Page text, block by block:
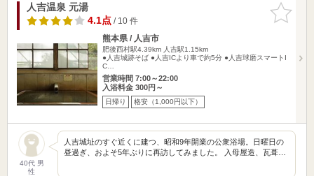
お気に入
りに追加
人吉温泉 元湯
4.1点/ 10 件
熊本県 / 人吉市
肥後西村駅4.39km 人吉駅1.15km
●人吉城跡そば ●人吉ICより車で約5分 ●人吉球磨スマートI
C…
営業時間 7:00～22:00
入浴料金 300円～
日帰り 格安（1,000円以下）
40代 男
性
人吉城址のすぐ近くに建つ、昭和9年開業の公衆浴場。日曜日の
昼過ぎ、およそ5年ぶりに再訪してみました。 入母屋造、瓦葺…